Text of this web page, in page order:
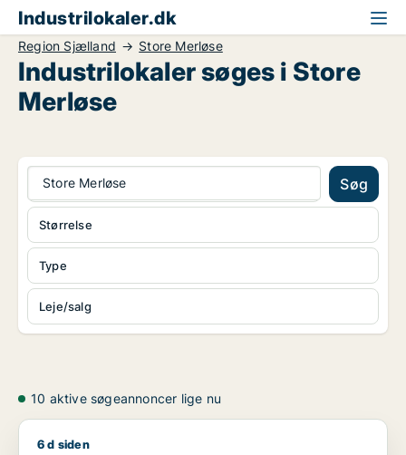
Industrilokaler.dk
Region Sjælland Store Merløse
Industrilokaler søges i Store
Merløse
Store Merløse Søg
Type
Leje/salg
Størrelse
10 aktive søgeannoncer lige nu
Jeg søger kontor, lager, værksted, klinik,
6 d siden